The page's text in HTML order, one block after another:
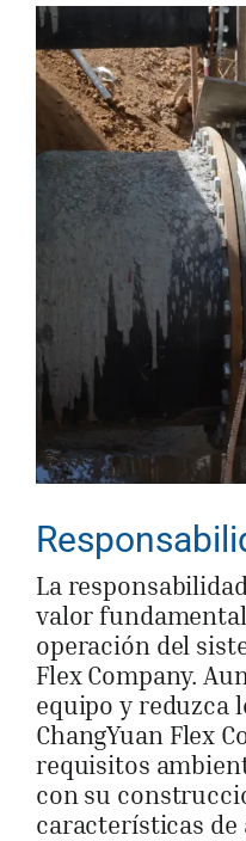
La
valor
operación del
Flex Company.
equipo y reduzca
ChangYuan Flex
requisitos
con su
características